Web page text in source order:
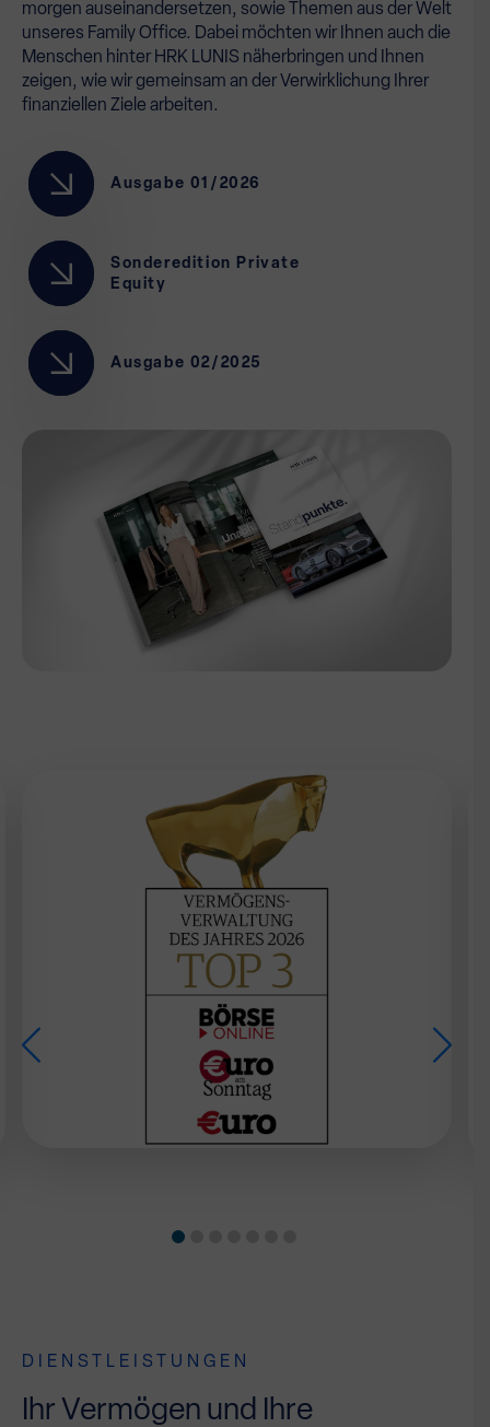
morgen auseinandersetzen, sowie Themen aus der Welt
unseres Family Office. Dabei möchten wir Ihnen auch die
Menschen hinter HRK LUNIS näherbringen und Ihnen
zeigen, wie wir gemeinsam an der Verwirklichung Ihrer
finanziellen Ziele arbeiten.
Ausgabe 01/2026
Sonderedition Private
Equity
Ausgabe 02/2025
DIENSTLEISTUNGEN
Ihr Vermögen und Ihre